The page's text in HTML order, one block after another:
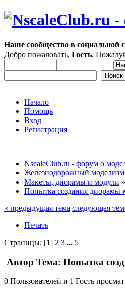
Наше сообщество в социальной
Добро пожаловать, Гость.
Начало
Помощь
Вход
Регистрация
NscaleClub.ru - форум о
Железнодорожный моделизм
Макеты, диорамы и модули »
Попытка создания
« предыдущая тема следующая
Печать
Страницы: [1] 2 3 ... 5
Автор Тема: Попытка
0 Пользователей и 1 Гость